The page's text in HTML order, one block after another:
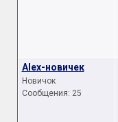
Alex-новичек
Новичок
Сообщения: 25